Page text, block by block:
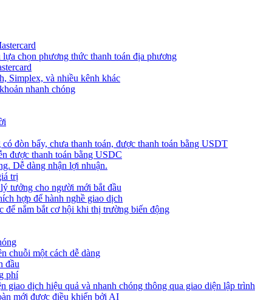
chọn phương thức thanh toán địa phương
Simplex, và nhiều kênh khác
nhanh chóng
đòn bẩy, chưa thanh toán, được thanh toán bằng USDT
được thanh toán bằng USDC
Dễ dàng nhận lợi nhuận.
trị
tưởng cho người mới bắt đầu
hợp để hành nghề giao dịch
để nắm bắt cơ hội khi thị trường biến động
chuỗi một cách dễ dàng
đầu
phí
giao dịch hiệu quả và nhanh chóng thông qua giao diện lập trình
mới được điều khiển bởi AI